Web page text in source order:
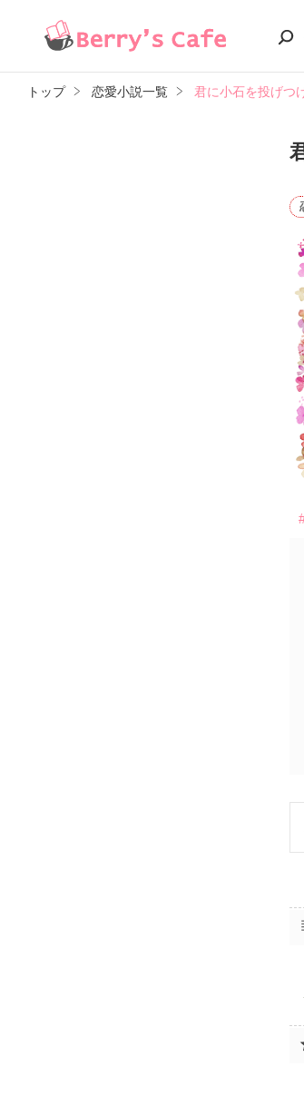
トップ 恋愛小説一覧 君に小石を投げつ